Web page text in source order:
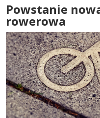
Powstanie
rowerowa